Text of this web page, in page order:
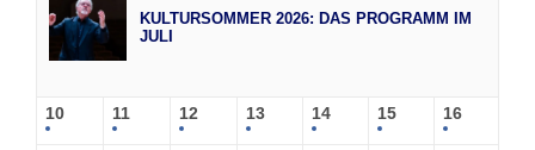
KULTURSOMMER 2026: DAS PROGRAMM IM
JULI
10 11 12 13 14 15 16